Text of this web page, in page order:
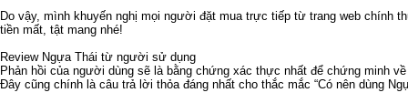
Do vậy, mình khuyến nghị mọi người đặt mua trực tiếp từ trang web chính
tiền mất, tật mang nhé!
Review Ngựa Thái từ người sử dụng
Phản hồi của người dùng sẽ là bằng chứng xác thực nhất để chứng minh
Đây cũng chính là câu trả lời thỏa đáng nhất cho thắc mắc “Có nên dùng